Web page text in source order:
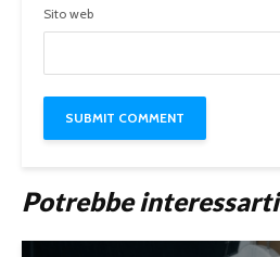
Sito web
Potrebbe interessarti